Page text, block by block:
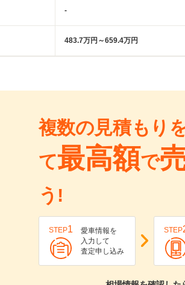
-
483.7万円～659.4万円
複数の見積もり
て最高額で
う!
STEP1
愛車情報を
入力して
査定申し込み
STEP